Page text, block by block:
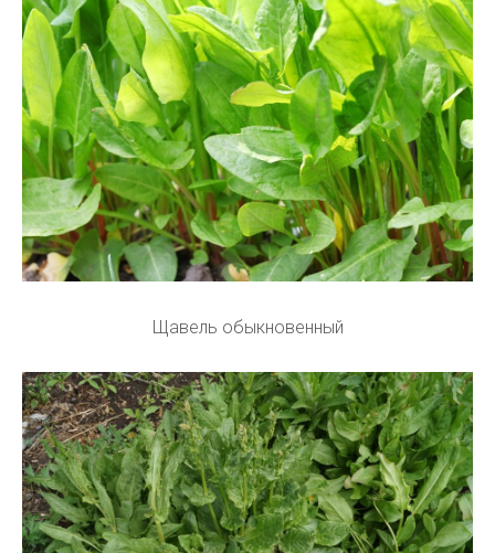
Щавель обыкновенный